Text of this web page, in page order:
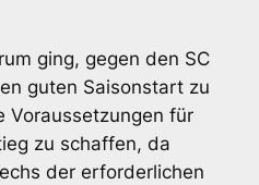
ging, gegen den SC
guten Saisonstart zu
Voraussetzungen für
zu schaffen, da
der erforderlichen